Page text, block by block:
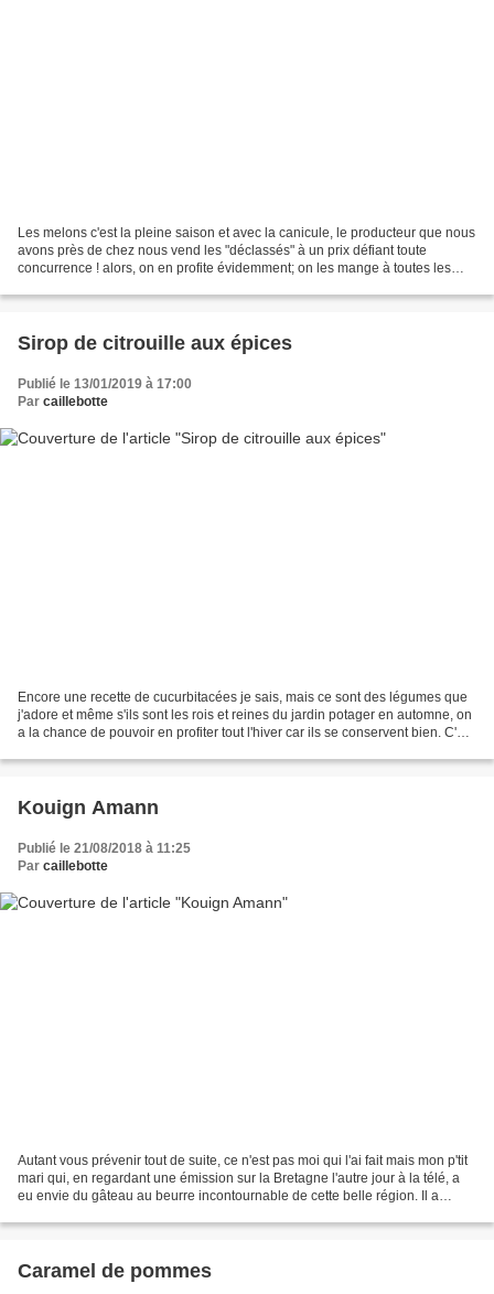
Les melons c'est la pleine saison et avec la canicule, le producteur que nous
avons près de chez nous vend les "déclassés" à un prix défiant toute
concurrence ! alors, on en profite évidemment; on les mange à toutes les
Sirop de citrouille aux épices
Publié le 13/01/2019 à 17:00
Par caillebotte
Encore une recette de cucurbitacées je sais, mais ce sont des légumes que
j'adore et même s'ils sont les rois et reines du jardin potager en automne, on
a la chance de pouvoir en profiter tout l'hiver car ils se conservent bien. C'est
Kouign Amann
Publié le 21/08/2018 à 11:25
Par caillebotte
Autant vous prévenir tout de suite, ce n'est pas moi qui l'ai fait mais mon p'tit
mari qui, en regardant une émission sur la Bretagne l'autre jour à la télé, a
eu envie du gâteau au beurre incontournable de cette belle région. Il a
Caramel de pommes